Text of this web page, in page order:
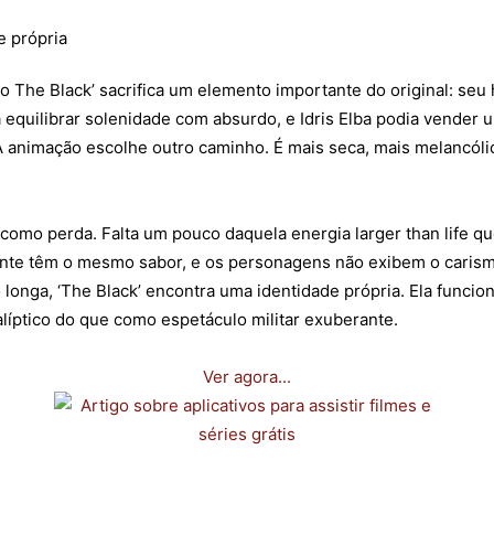
The Black’ sacrifica um elemento importante do original:
solenidade com absurdo, e Idris Elba podia vender
escolhe outro caminho. É mais seca, mais
perda. Falta um pouco daquela energia larger than life
têm o mesmo sabor, e os personagens não exibem o
‘The Black’ encontra uma identidade própria. Ela
do que como espetáculo militar exuberante.
Ver agora...